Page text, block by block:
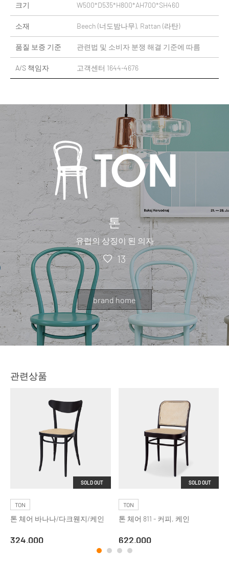
크기 W500*D535*H800*AH700*SH460
소재 Beech (너도밤나무), Rattan (라탄)
품질 보증 기준 관련법 및 소비자 분쟁 해결 기준에 따름
A/S 책임자 고객센터 1644-4676
톤
유럽의 상징이 된 의자
13
brand home
관련상품
SOLD OUT
TON
톤 체어 바나나/다크웬지/케인
324,000
SOLD OUT
TON
톤 체어 811 - 커피, 케인
622,000